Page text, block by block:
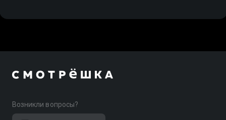
Возникли вопросы?